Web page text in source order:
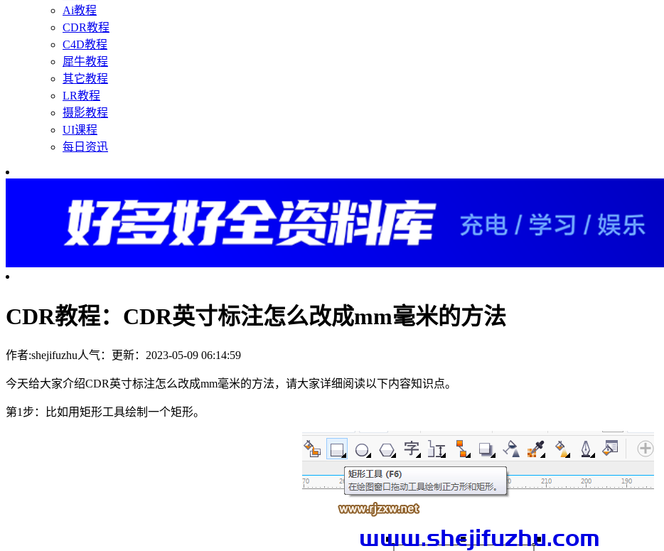
Ai教程
CDR教程
C4D教程
犀牛教程
其它教程
LR教程
摄影教程
UI课程
每日资迅
CDR教程：CDR英寸标注怎么改成mm毫米的方法
作者:shejifuzhu人气： 更新：2023-05-09 06:14:59
今天给大家介绍CDR英寸标注怎么改成mm毫米的方法，请大家详细阅读以下内容知识点。
第1步：比如用矩形工具绘制一个矩形。